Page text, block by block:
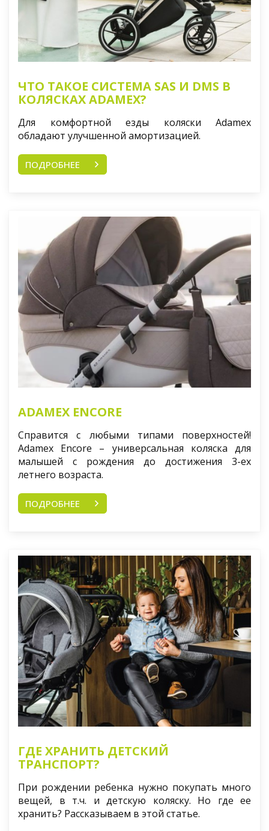
ЧТО ТАКОЕ СИСТЕМА SAS И DMS В
КОЛЯСКАХ ADAMEX?
Для комфортной езды коляски Adamex
обладают улучшенной амортизацией.
ПОДРОБНЕЕ
ADAMEX ENCORE
Справится с любыми типами поверхностей!
Adamex Encore – универсальная коляска для
малышей с рождения до достижения 3-ех
летнего возраста.
ПОДРОБНЕЕ
ГДЕ ХРАНИТЬ ДЕТСКИЙ
ТРАНСПОРТ?
При рождении ребенка нужно покупать много
вещей, в т.ч. и детскую коляску. Но где ее
хранить? Рассказываем в этой статье.